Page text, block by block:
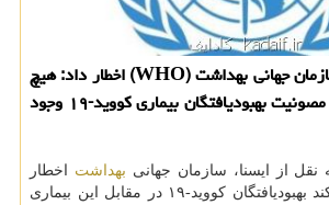
به گزارش كادایف سازمان جهانی بهداشت (WHO) اخطار داد: هیچ
شواهدی در خصوص مصونیت بهبودیافتگان بیماری كووید-۱۹ وجود
از ایسنا، سازمان جهانی بهداشت اخطار
داد: دلایلی كه ثابت كند بهبودیافتگان كووید-۱۹ در مقابل این بیماری